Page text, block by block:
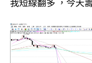
我短線翻多 ，今天